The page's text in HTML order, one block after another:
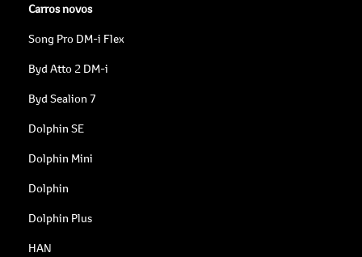
Carros novos
Song Pro DM-i Flex
Byd Atto 2 DM-i
Byd Sealion 7
Dolphin SE
Dolphin Mini
Dolphin
Dolphin Plus
HAN